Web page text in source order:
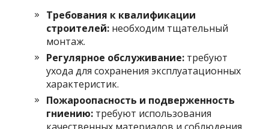
Требования к квалификации
строителей: необходим тщательный
монтаж.
Регулярное обслуживание: требуют
ухода для сохранения эксплуатационных
характеристик.
Пожароопасность и подверженность
гниению: требуют использования